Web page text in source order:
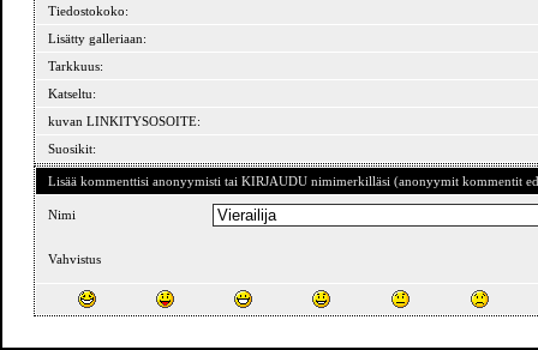
Tiedostokoko:
Lisätty galleriaan:
Tarkkuus:
Katseltu:
kuvan LINKITYSOSOITE:
Suosikit:
Lisää kommenttisi anonyymisti tai KIRJAUDU nimimerkilläsi (anonyymit kommentit
Nimi
Vahvistus